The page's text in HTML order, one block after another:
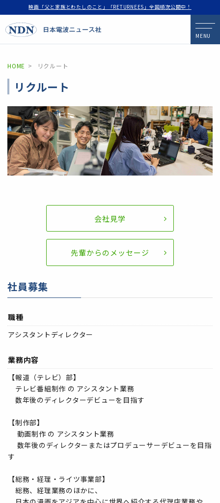
映画「父と家族とわたしのこと」「RETURNEES」全国順次公開中！
MENU
HOME リクルート
リクルート
会社見学
先輩からのメッセージ
社員募集
職種
アシスタントディレクター
業務内容
【報道（テレビ）部】
テレビ番組制作 の アシスタント業務
数年後のディレクターデビューを目指す
【制作部】
動画制作 の アシスタント業務
数年後のディレクターまたはプロデューサーデビューを目指
す
【総務・経理・ライツ事業部】
総務、経理業務のほかに、